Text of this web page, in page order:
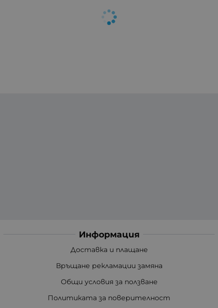
Информация
Доставка и плащане
Връщане рекламации замяна
Общи условия за ползване
Политиката за поверителност